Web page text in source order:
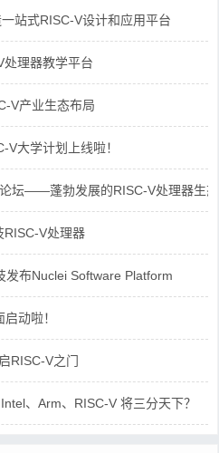
站式RISC-V设计和应用平台
理器教学平台
V产业生态布局
大学计划上线啦！
坛——蓬勃发展的RISC-V处理器生态
RISC-V处理器
发布Nuclei Software Platform
动啦！
RISC-V之门
、Arm、RISC-V 将三分天下？